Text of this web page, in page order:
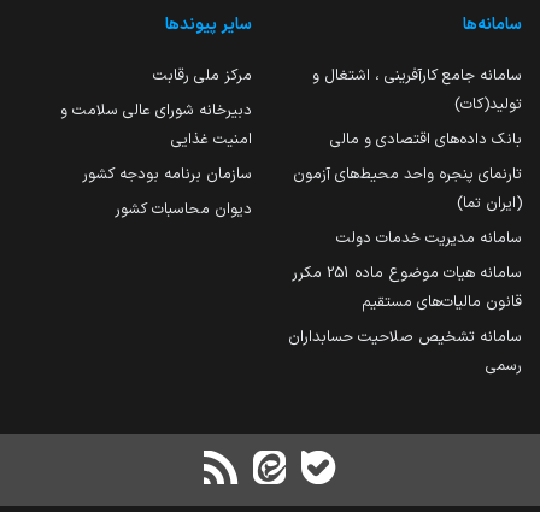
سامانه‌ها
سامانه جامع کارآفرینی ، اشتغال و
تولید(کات)
بانک داده‌های اقتصادی و مالی
تارنمای پنجره واحد محیط‌های آزمون
(ایران تما)
سامانه مدیریت خدمات دولت
سامانه هیات موضوع ماده 251 مکرر
قانون مالیات‌های مستقیم
سامانه تشخیص صلاحیت حسابداران
رسمی
سایر پیوندها
مرکز ملی رقابت
دبیرخانه شورای عالی سلامت و
امنیت غذایی
سازمان برنامه بودجه کشور
دیوان محاسبات کشور